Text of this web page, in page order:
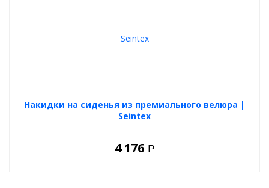
Накидки на сиденья из премиального велюра |
Seintex
4 176 Р